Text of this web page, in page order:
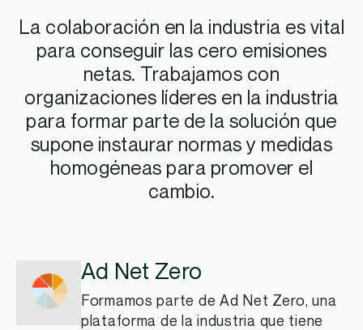
La colaboración en la industria es vital
para conseguir las cero emisiones
netas. Trabajamos con
organizaciones líderes en la industria
para formar parte de la solución que
supone instaurar normas y medidas
homogéneas para promover el
cambio.
Ad Net Zero
Formamos parte de Ad Net Zero, una
plataforma de la industria que tiene